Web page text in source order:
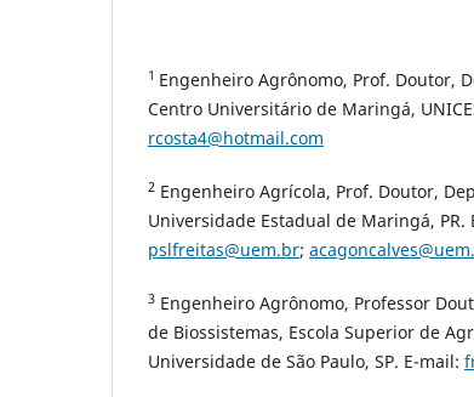
1 Engenheiro Agrônomo, Prof. Doutor,
Centro Universitário de Maringá,
rcosta4@hotmail.com
2 Engenheiro Agrícola, Prof. Doutor,
Universidade Estadual de Maringá, PR.
pslfreitas@uem.br;
3 Engenheiro Agrônomo, Professor
de Biossistemas, Escola Superior de
Universidade de São Paulo, SP. E-mail: